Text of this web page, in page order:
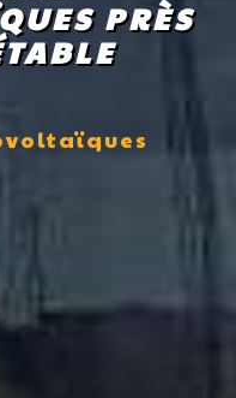
PRÈS